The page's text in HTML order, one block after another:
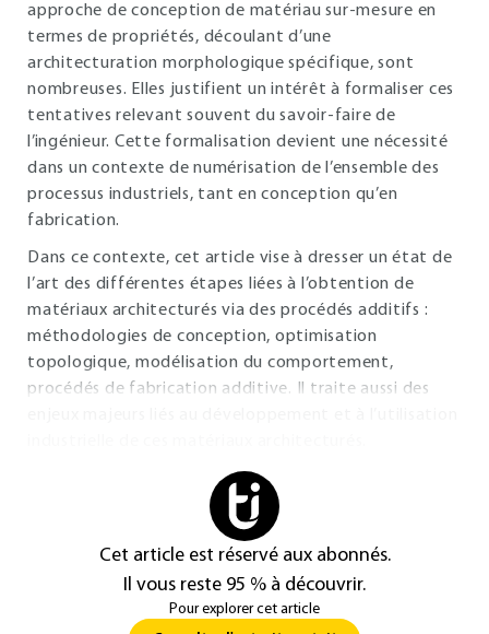
approche de conception de matériau sur-mesure en
termes de propriétés, découlant d’une
architecturation morphologique spécifique, sont
nombreuses. Elles justifient un intérêt à formaliser ces
tentatives relevant souvent du savoir-faire de
l’ingénieur. Cette formalisation devient une nécessité
dans un contexte de numérisation de l’ensemble des
processus industriels, tant en conception qu’en
fabrication.
Dans ce contexte, cet article vise à dresser un état de
l’art des différentes étapes liées à l’obtention de
matériaux architecturés via des procédés additifs :
méthodologies de conception, optimisation
topologique, modélisation du comportement,
procédés de fabrication additive. Il traite aussi des
Cet article est réservé aux abonnés.
Il vous reste 95 % à découvrir.
Pour explorer cet article